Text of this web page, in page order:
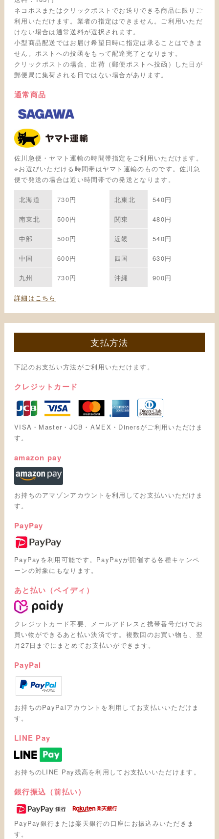
ネコポスまたはクリックポストでお送りできる商品に限りご
利用いただけます。業者の指定はできません。ご利用いただ
けない場合は通常送料が選択されます。
小型商品配送ではお届け希望日時に指定は承ることはできま
せん。ポストへの投函をもって配達完了となります。
クリックポストの場合、出荷（郵便ポストへ投函）した日が
郵便局に集荷される日ではない場合があります。
通常商品
佐川急便・ヤマト運輸の時間帯指定をご利用いただけます。
※お選びいただける時間帯はヤマト運輸のものです。佐川急
便で発送の場合は近い時間帯での発送となります。
北海道 730円 北東北 540円
南東北 500円 関東 480円
中部 500円 近畿 540円
中国 600円 四国 630円
九州 730円 沖縄 900円
詳細はこちら
支払方法
下記のお支払い方法がご利用いただけます。
クレジットカード
VISA・Master・JCB・AMEX・Dinersがご利用いただけま
す。
amazon pay
お持ちのアマゾンアカウントを利用してお支払いいただけま
す。
PayPay
PayPayを利用可能です。PayPayが開催する各種キャンペ
ーンの対象にもなります。
あと払い（ペイディ）
クレジットカード不要、メールアドレスと携帯番号だけでお
買い物ができるあと払い決済です。複数回のお買い物も、翌
月27日までにまとめてお支払いができます。
PayPal
お持ちのPayPalアカウントを利用してお支払いいただけま
す。
LINE Pay
お持ちのLINE Pay残高を利用してお支払いいただけます。
銀行振込（前払い）
PayPay銀行または楽天銀行の口座にお振込みいただきま
す。